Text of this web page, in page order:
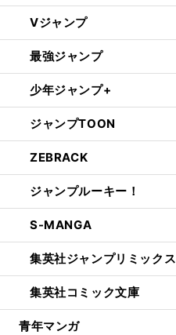
Vジャンプ
最強ジャンプ
少年ジャンプ+
ジャンプTOON
ZEBRACK
ジャンプルーキー！
S-MANGA
集英社ジャンプリミックス
集英社コミック文庫
青年マンガ